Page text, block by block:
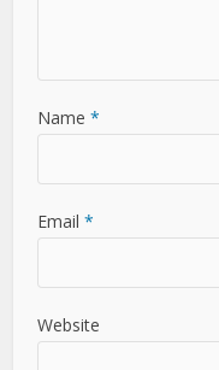
Name *
Email *
Website